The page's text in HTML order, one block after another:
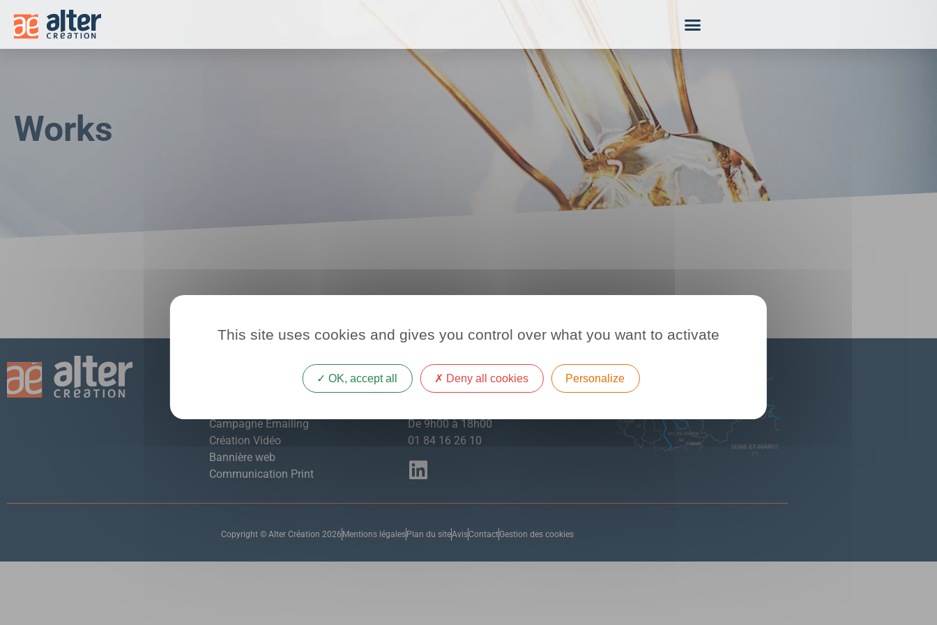
Works
Campagne Emailing
Création Vidéo
Bannière web
Communication Print
À votre écoute
Alter Création
De 9h00 à 18h00
01 84 16 26 10
Copyright © Alter Création 2026 Mentions légalesPlan du siteAvisContactGestion des cookies
Cookies management panel
This site uses cookies and gives you control over what you want to activate
OK, accept all Deny all cookies Personalize